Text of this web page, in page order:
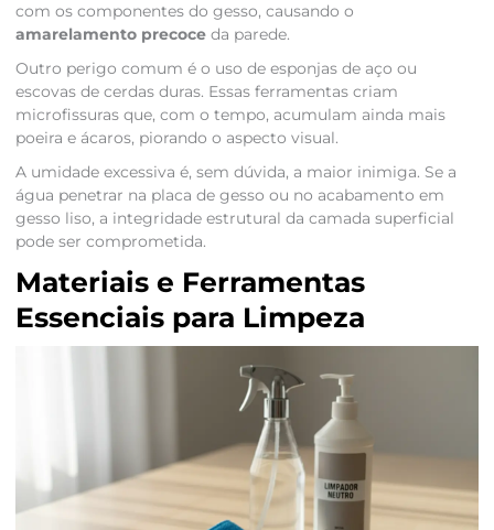
com os componentes do gesso, causando o
amarelamento precoceda parede.
Outro perigo comum é o uso de esponjas de aço ou
escovas de cerdas duras. Essas ferramentas criam
microfissuras que, com o tempo, acumulam ainda mais
poeira e ácaros, piorando o aspecto visual.
A umidade excessiva é, sem dúvida, a maior inimiga. Se a
água penetrar na placa de gesso ou no acabamento em
gesso liso, a integridade estrutural da camada superficial
pode ser comprometida.
Materiais e Ferramentas
Essenciais para Limpeza